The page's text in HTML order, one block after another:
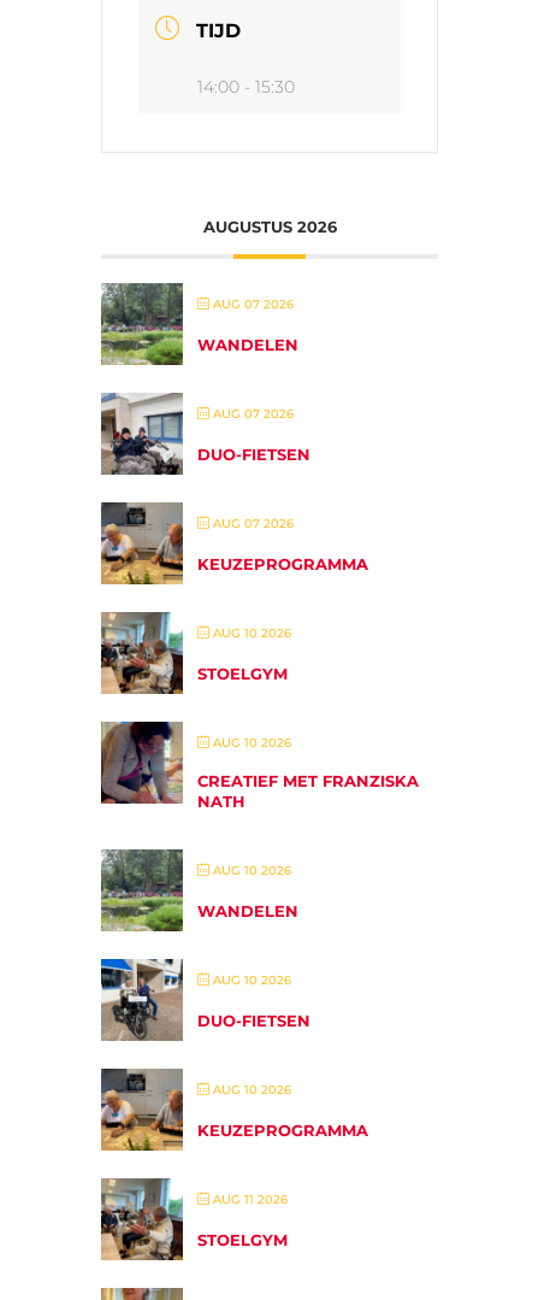
TIJD
14:00 - 15:30
AUGUSTUS 2026
AUG 07 2026
WANDELEN
AUG 07 2026
DUO-FIETSEN
AUG 07 2026
KEUZEPROGRAMMA
AUG 10 2026
STOELGYM
AUG 10 2026
CREATIEF MET FRANZISKA
NATH
AUG 10 2026
WANDELEN
AUG 10 2026
DUO-FIETSEN
AUG 10 2026
KEUZEPROGRAMMA
AUG 11 2026
STOELGYM